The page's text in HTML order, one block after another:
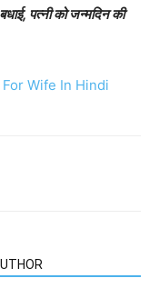
पत्नी को जन्मदिन की
Wife In Hindi